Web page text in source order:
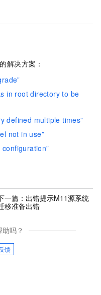
解决方案：
in root directory to be
defined multiple times”
not in use”
一篇： 出错提示M11源系统
移准备出错
吗？
馈